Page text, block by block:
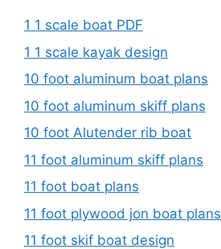
1 1 scale boat PDF
1 1 scale kayak design
10 foot aluminum boat plans
10 foot aluminum skiff plans
10 foot Alutender rib boat
11 foot aluminum skiff plans
11 foot boat plans
11 foot plywood jon boat plans
11 foot skif boat design